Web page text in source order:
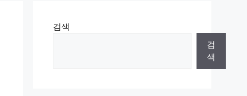
검색
검
색